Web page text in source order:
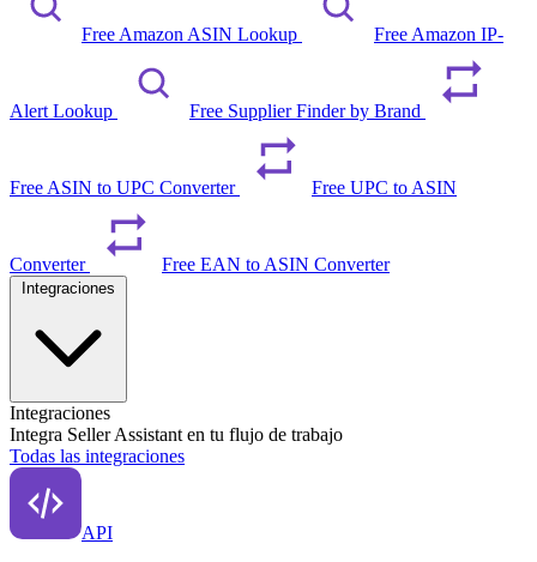
Free Amazon ASIN Lookup Free Amazon IP-
Alert Lookup Free Supplier Finder by Brand
Free ASIN to UPC Converter Free UPC to ASIN
Converter Free EAN to ASIN Converter
Integraciones
Integra Seller Assistant en tu flujo de trabajo
Todas las integraciones
API